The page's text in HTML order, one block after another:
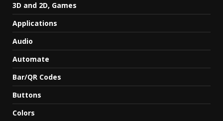
3D and 2D, Games
Applications
Audio
Automate
Bar/QR Codes
Buttons
Colors